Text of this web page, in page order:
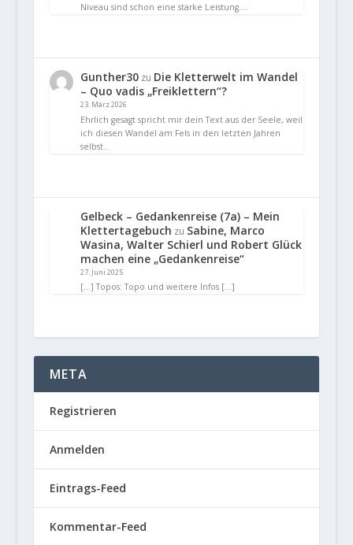
Niveau sind schon eine starke Leistung.…
Gunther30zu Die Kletterwelt im Wandel
– Quo vadis „Freiklettern“?
23. März 2026
Ehrlich gesagt spricht mir dein Text aus der Seele, weil
ich diesen Wandel am Fels in den letzten Jahren
selbst…
Gelbeck – Gedankenreise (7a) – Mein
Klettertagebuch zu Sabine, Marco
Wasina, Walter Schierl und Robert Glück
machen eine „Gedankenreise“
27. Juni 2025
[…] Topos: Topo und weitere Infos […]
META
Registrieren
Anmelden
Eintrags-Feed
Kommentar-Feed